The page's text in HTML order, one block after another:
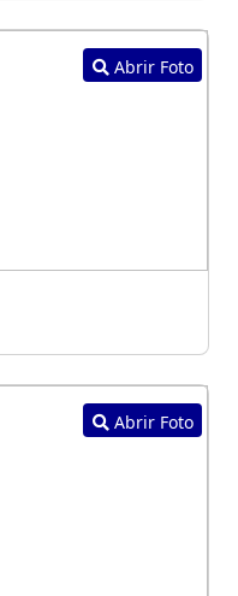
Abrir Foto
Abrir Foto